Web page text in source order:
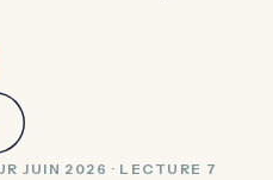
JUIN 2026 · LECTURE 7